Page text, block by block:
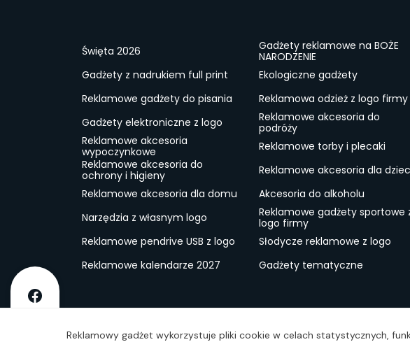
Święta 2026
Gadżety reklamowe na BOŻE
NARODZENIE
Gadżety z nadrukiem full print
Ekologiczne gadżety
Reklamowe gadżety do pisania
Reklamowa odzież z logo firmy
Gadżety elektroniczne z logo
Reklamowe akcesoria do
podróży
Reklamowe akcesoria
wypoczynkowe
Reklamowe torby i plecaki
Reklamowe akcesoria do
ochrony i higieny
Reklamowe akcesoria dla
Reklamowe akcesoria dla domu
Akcesoria do alkoholu
Narzędzia z własnym logo
Reklamowe gadżety sportowe
logo firmy
Reklamowe pendrive USB z logo
Słodycze reklamowe z logo
Reklamowe kalendarze 2027
Gadżety tematyczne
Reklamowy gadżet wykorzystuje pliki cookie w celach statystycznych,